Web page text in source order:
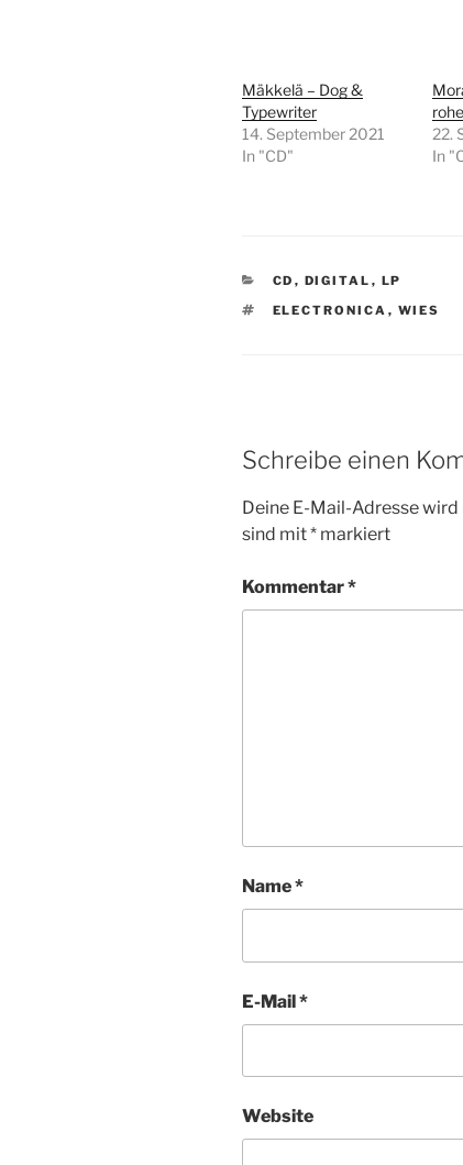
Mäkkelä – Dog &
Typewriter
14. September 2021
In "CD"
22.
In
KATEGORIEN
CD , DIGITAL , LP
SCHLAGWÖRTER
ELECTRONICA , WIES
Schreibe einen
Deine E-Mail-Adresse
sind mit* markiert
Kommentar*
Name*
E-Mail*
Website